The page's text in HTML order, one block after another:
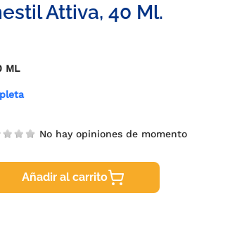
Attiva, 40 Ml.
ML
No hay opiniones de momento
Añadir al carrito